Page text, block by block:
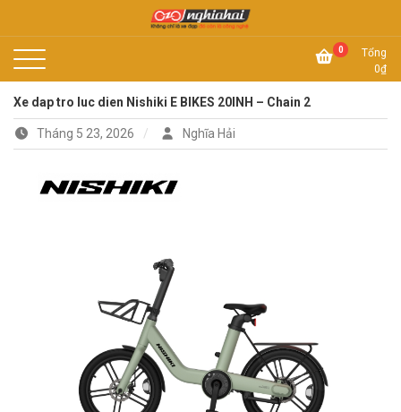
Xe đạp Nhật Nghĩa Hải 0
Tổng
0₫
Xe dap tro luc dien Nishiki E BIKES 20INH – Chain 2
Tháng 5 23, 2026 Nghĩa Hải